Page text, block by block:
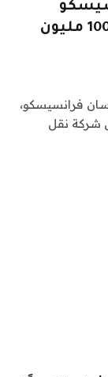
فرضت عليها ضرائب زائدة قدرها 100 مليون
فرانسيسكو،
شركة نقل